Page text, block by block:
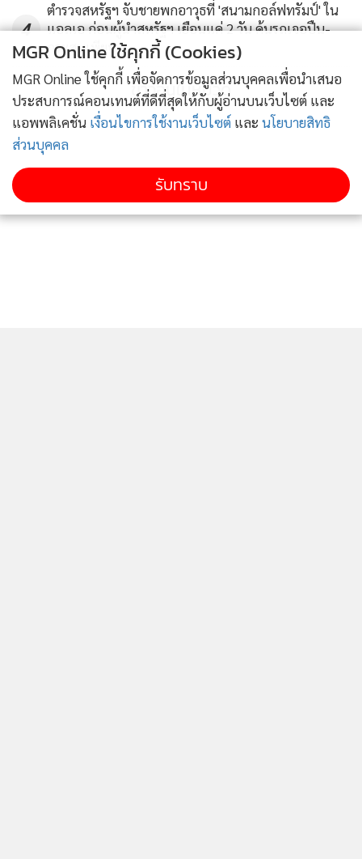
4
ตำรวจสหรัฐฯ จับชายพกอาวุธที่ 'สนามกอล์ฟทรัมป์' ใน
แอลเอ ก่อนผู้นำสหรัฐฯ เยือนแค่ 2 วัน ค้นรถเจอปืน-
กระสุนเพียบ
ข่าวอื่นในหมวด
MGR Online ใช้คุกกี้ (Cookies)
MGR Online ใช้คุกกี้ เพื่อจัดการข้อมูลส่วนบุคคลเพื่อนำเสนอ
ประสบการณ์คอนเทนต์ที่ดีที่สุดให้กับผู้อ่านบนเว็บไซต์ และ
แอพพลิเคชั่น เงื่อนไขการใช้งานเว็บไซต์ และ นโยบายสิทธิ
ส่วนบุคคล
รับทราบ